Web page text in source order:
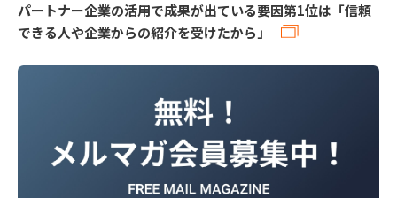
パートナー企業の活用で成果が出ている要因第1位は「信頼
できる人や企業からの紹介を受けたから」